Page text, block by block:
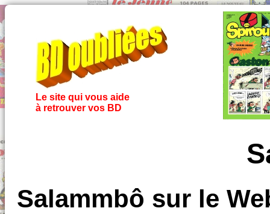
Le site qui vous aide
à retrouver vos BD
Salammbô sur le